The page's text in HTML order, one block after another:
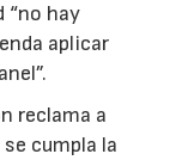
“no hay
aplicar
reclama a
cumpla la